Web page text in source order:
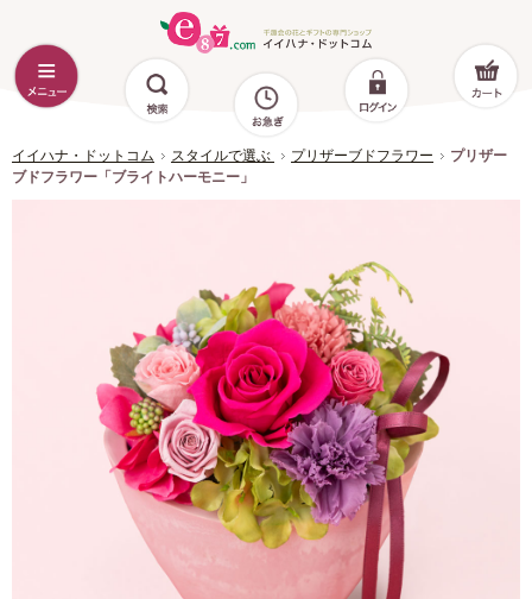
イイハナ・ドットコム スタイルで選ぶ プリザーブドフラワー
プリザー
ブドフラワー「ブライトハーモニー」